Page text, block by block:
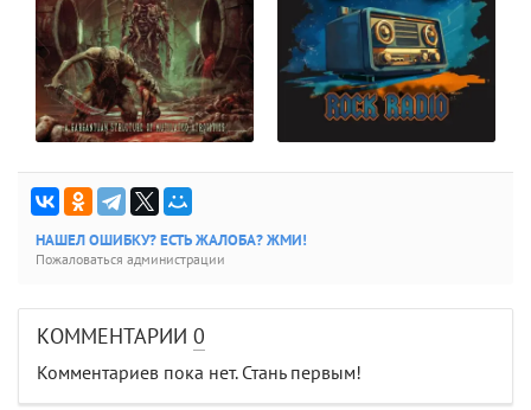
НАШЕЛ ОШИБКУ? ЕСТЬ ЖАЛОБА? ЖМИ!
Пожаловаться администрации
КОММЕНТАРИИ 0
Комментариев пока нет. Стань первым!